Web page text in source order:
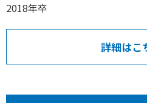
2018年卒
詳細はこ